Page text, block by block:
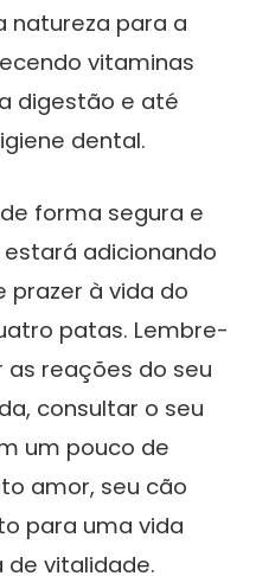
natureza para a
vitaminas
digestão e até
dental.
forma segura e
adicionando
prazer à vida do
patas. Lembre-
reações do seu
consultar o seu
um pouco de
amor, seu cão
para uma vida
de vitalidade.